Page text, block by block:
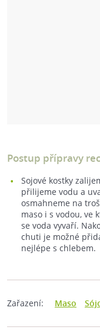
Postup přípravy
Sojové kostky
přilijeme vodu a
osmahneme na
maso i s vodou, ve
se voda vyvaří.
chuti je možné
nejlépe s chlebem.
Zařazení: Maso